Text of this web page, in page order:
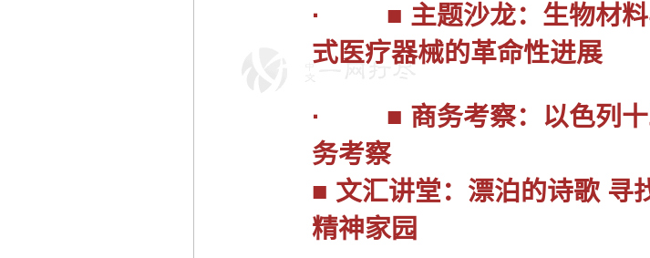
·
■ 主题沙龙：生物材
式医疗器械的革命性进展
·
■ 商务考察：以色列
务考察
■ 文汇讲堂：漂泊的诗歌 寻
精神家园